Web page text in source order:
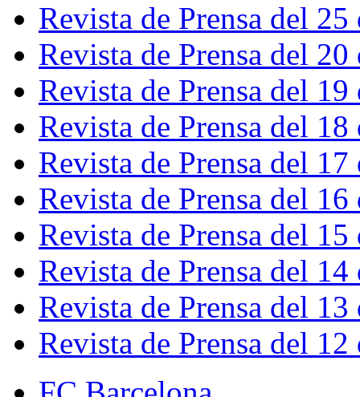
Revista de Prensa del
Revista de Prensa del
Revista de Prensa del
Revista de Prensa del
Revista de Prensa del
Revista de Prensa del
Revista de Prensa del
Revista de Prensa del
Revista de Prensa del
Revista de Prensa del